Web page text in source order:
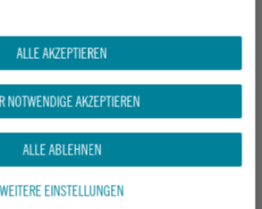
ab 34,95 €
Neu
ALLE AKZEPTIEREN
NOTWENDIGE AKZEPTIEREN
ALLE ABLEHNEN
WEITERE EINSTELLUNGEN